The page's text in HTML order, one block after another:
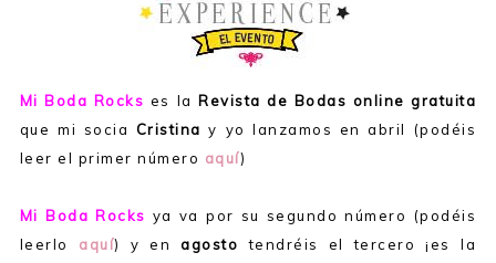
Mi Boda Rocks es la Revista de Bodas online gratuita
que mi socia Cristina y yo lanzamos en abril (podéis
leer el primer número aquí)
Mi Boda Rocks ya va por su segundo número (podéis
leerlo aquí) y enagosto tendréis el tercero ¡es la